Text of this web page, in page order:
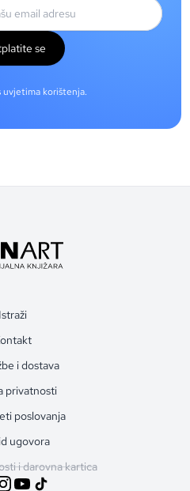
se
uvjetima korištenja.
Istraži
i dostava
privatnosti
poslovanja
ugovora
i darovna kartica